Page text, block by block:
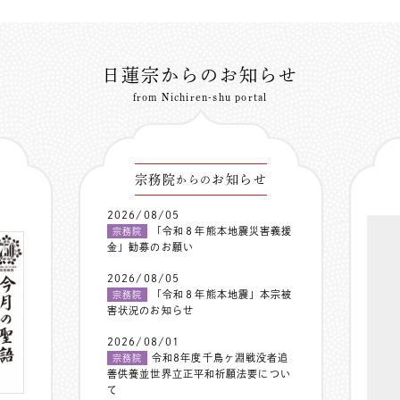
日蓮宗からのお知らせ
from Nichiren-shu portal
宗務院からの お知らせ
2026/08/05
宗務院
「令和８年熊本地震災害義援
金」勧募のお願い
2026/08/05
宗務院
「令和８年熊本地震」本宗被
害状況のお知らせ
2026/08/01
宗務院
令和8年度千鳥ヶ淵戦没者追
善供養並世界立正平和祈願法要につい
て